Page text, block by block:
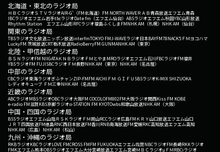
北海道・東北のラジオ局
ＨＢＣラジオＳＴＶラジオAIR-G'（FM北海道） FM NORTH WAVEＲＡＢ青森放送エフエム青森
IBCラジオエフエム岩手tbcラジオDate fm（エフエム仙台） ABSラジオエフエム秋田YBC山形放送
Rhythm Station エフエム山形RFCラジオ福島ふくしまFMNHK AM（札幌） NHK AM（仙台）
関東のラジオ局
TBSラジオ文化放送ニッポン放送interfmTOKYO FMJ-WAVEラジオ日本BAYFM78NACK5 ＦＭヨコハマ
LuckyFM 茨城放送CRT栃木放送RadioBerryFM GUNMANHK AM（東京）
北陸・甲信越のラジオ局
ＢＳＮラジオFM NIIGATAＫＮＢラジオ ＦＭとやまMROラジオエフエム石川FBCラジオFM福井
YBSラジオFM FUJISBCラジオ ＦＭ長野NHK AM（東京） NHK AM（名古屋）
中部のラジオ局
CBCラジオ東海ラジオぎふチャンZIP-FMFM AICHI ＦＭ ＧＩＦＵ SBSラジオK-MIX SHIZUOKA
レディオキューブ ＦＭ三重NHK AM（名古屋）
近畿のラジオ局
ABCラジオMBSラジオOBCラジオ大阪FM COCOLOFM802FM大阪ラジオ関西Kiss FM KOBE
e-radio FM滋賀KBS京都ラジオα-STATION FM KYOTOwbs和歌山放送NHK AM（大阪）
中国・四国のラジオ局
BSSラジオエフエム山陰ＲＳＫラジオ ＦＭ岡山RCCラジオ広島FM ＫＲＹ山口放送エフエム山口
ＪＲＴ四国放送FM徳島RNC西日本放送FM香川RNB南海放送FM愛媛RKC高知放送エフエム高知
NHK AM（広島） NHK AM（松山）
九州・沖縄のラジオ局
RKBラジオKBCラジオLOVE FMCROSS FMFM FUKUOKAエフエム佐賀NBCラジオFM長崎RKKラジオ
FMKエフエム熊本OBSラジオエフエム大分宮崎放送エフエム宮崎ＭＢＣラジオμＦＭRBCiラジオ